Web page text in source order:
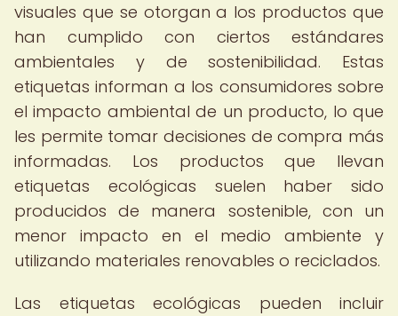
visuales que se otorgan a los productos que
han cumplido con ciertos estándares
ambientales y de sostenibilidad. Estas
etiquetas informan a los consumidores sobre
el impacto ambiental de un producto, lo que
les permite tomar decisiones de compra más
informadas. Los productos que llevan
etiquetas ecológicas suelen haber sido
producidos de manera sostenible, con un
menor impacto en el medio ambiente y
utilizando materiales renovables o reciclados.
Las etiquetas ecológicas pueden incluir